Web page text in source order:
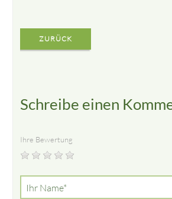
ZURÜCK
Schreibe einen
Ihre Bewertung
Pflichtfeld
Ihr Name*